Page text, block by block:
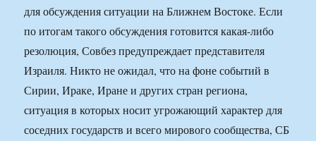
для обсуждения ситуации на Ближнем Востоке. Если
по итогам такого обсуждения готовится какая-либо
резолюция, Совбез предупреждает представителя
Израиля. Никто не ожидал, что на фоне событий в
Сирии, Ираке, Иране и других стран региона,
ситуация в которых носит угрожающий характер для
соседних государств и всего мирового сообщества, СБ